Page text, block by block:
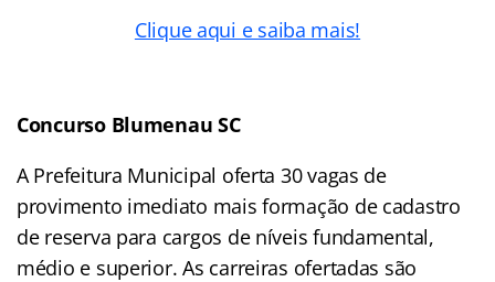
Clique aqui e saiba mais!
Concurso Blumenau SC
A Prefeitura Municipal oferta 30 vagas de
provimento imediato mais formação de cadastro
de reserva para cargos de níveis fundamental,
médio e superior. As carreiras ofertadas são